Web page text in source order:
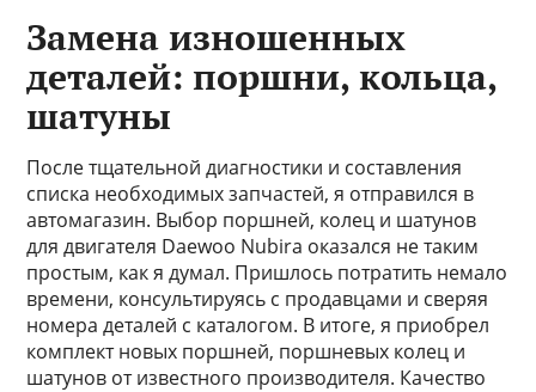
Замена изношенных
деталей: поршни, кольца,
шатуны
После тщательной диагностики и составления
списка необходимых запчастей, я отправился в
автомагазин. Выбор поршней, колец и шатунов
для двигателя Daewoo Nubira оказался не таким
простым, как я думал. Пришлось потратить немало
времени, консультируясь с продавцами и сверяя
номера деталей с каталогом. В итоге, я приобрел
комплект новых поршней, поршневых колец и
шатунов от известного производителя. Качество